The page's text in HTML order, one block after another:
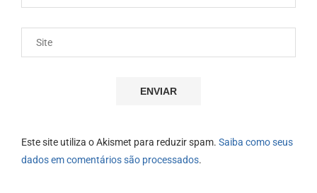
Este site utiliza o Akismet para reduzir spam. Saiba como seus
dados em comentários são processados.